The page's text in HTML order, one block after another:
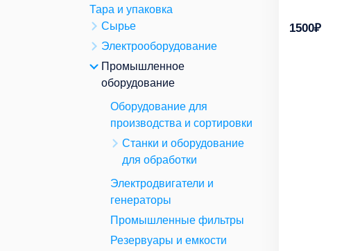
Тара и упаковка
Сырье
Электрооборудование
Промышленное
оборудование
Оборудование для
производства и сортировки
Станки и оборудование
для обработки
Электродвигатели и
генераторы
Промышленные фильтры
Резервуары и емкости
1500₽